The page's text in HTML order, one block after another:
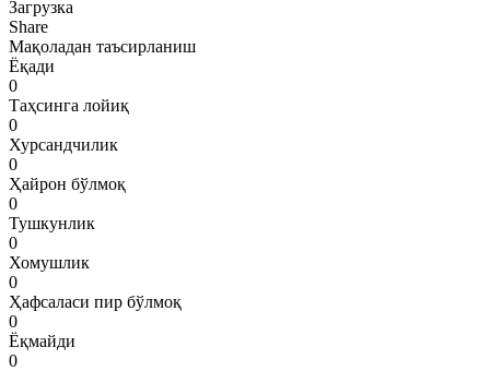
Загрузка
Share
Мақоладан таъсирланиш
Ёқади
0
Таҳсинга лойиқ
0
Хурсандчилик
0
Ҳайрон бўлмоқ
0
Тушкунлик
0
Хомушлик
0
Ҳафсаласи пир бўлмоқ
0
Ёқмайди
0